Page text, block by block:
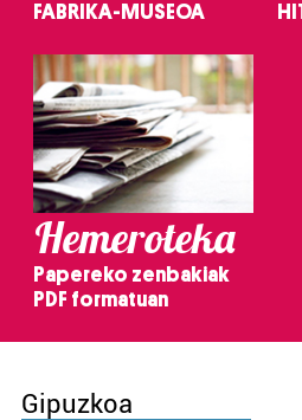
FABRIKA-MUSEOA
Hemeroteka
Papereko zenbakiak
PDF formatuan
Gipuzkoa